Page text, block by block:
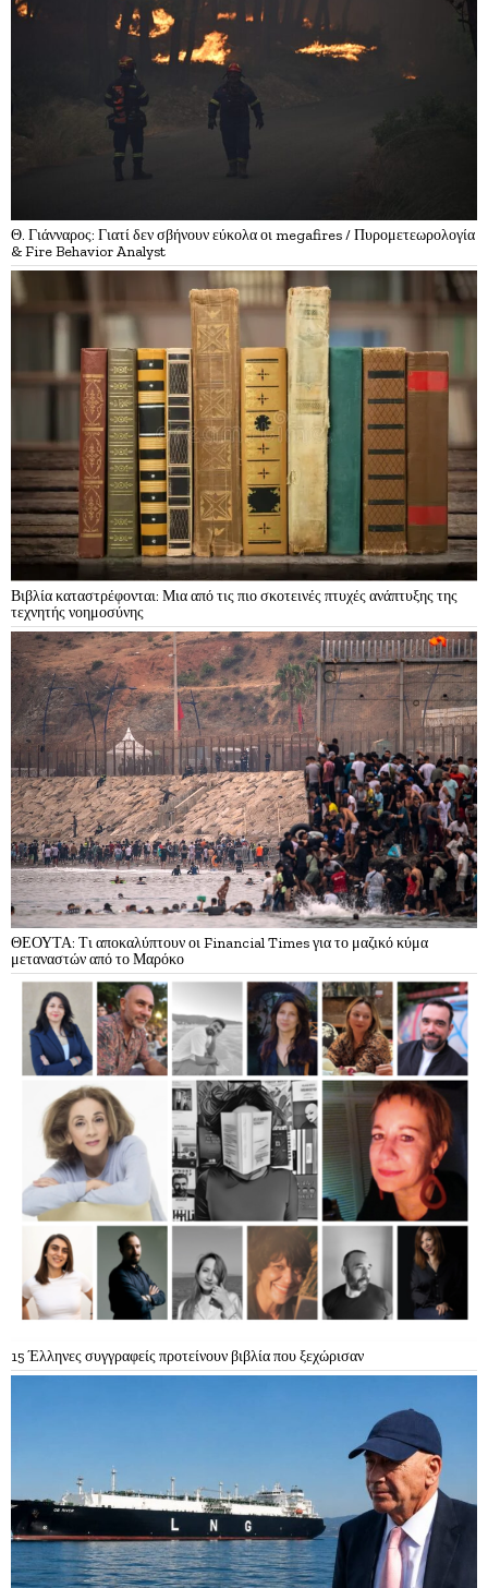
Θ. Γιάνναρος: Γιατί δεν σβήνουν εύκολα οι megafires / Πυρομετεωρολογία
& Fire Behavior Analyst
Βιβλία καταστρέφονται: Μια από τις πιο σκοτεινές πτυχές ανάπτυξης της
τεχνητής νοημοσύνης
ΘΕΟΥΤΑ: Τι αποκαλύπτουν οι Financial Times για το μαζικό κύμα
μεταναστών από το Μαρόκο
15 Έλληνες συγγραφείς προτείνουν βιβλία που ξεχώρισαν